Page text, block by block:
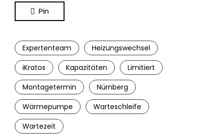
Pin
Expertenteam
Heizungswechsel
iKratos
Kapazitäten
Limitiert
Montagetermin
Nürnberg
Wärmepumpe
Warteschleife
Wartezeit